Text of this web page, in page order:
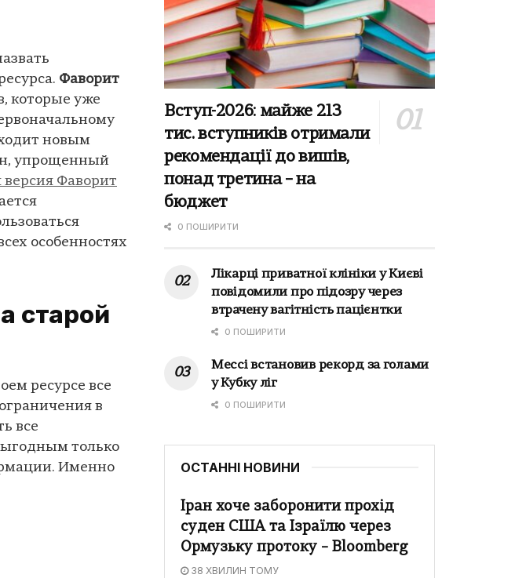
Фаворит
которые уже
новым
упрощенный
версия Фаворит
особенностях
старой
ресурсе все
в
все
только
Именно
Вступ-2026: майже 213
тис. вступників отримали
рекомендації до вишів,
понад третина – на
бюджет
0 ПОШИРИТИ
Лікарці приватної клініки у Києві
повідомили про підозру через
втрачену вагітність пацієнтки
0 ПОШИРИТИ
Мессі встановив рекорд за голами
у Кубку ліг
0 ПОШИРИТИ
ОСТАННІ НОВИНИ
Іран хоче заборонити прохід
суден США та Ізраїлю через
Ормузьку протоку – Bloomberg
38 ХВИЛИН ТОМУ